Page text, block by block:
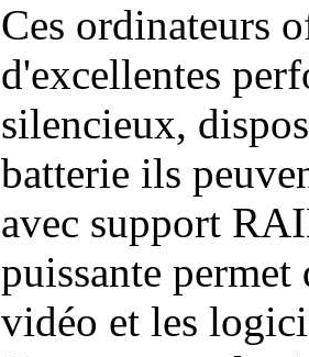
Ces ordinateurs
d'excellentes
silencieux,
batterie ils
avec support
puissante permet
vidéo et les